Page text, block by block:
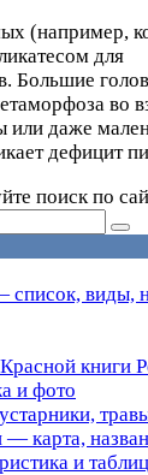
(например,
для
Большие
во
или даже
дефицит
поиск по
виды,
книги
и фото
карта,
и